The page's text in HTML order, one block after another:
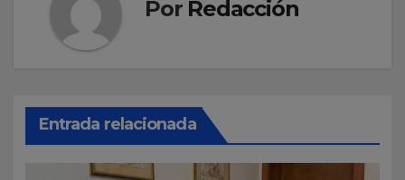
Por Redacción
Entrada relacionada